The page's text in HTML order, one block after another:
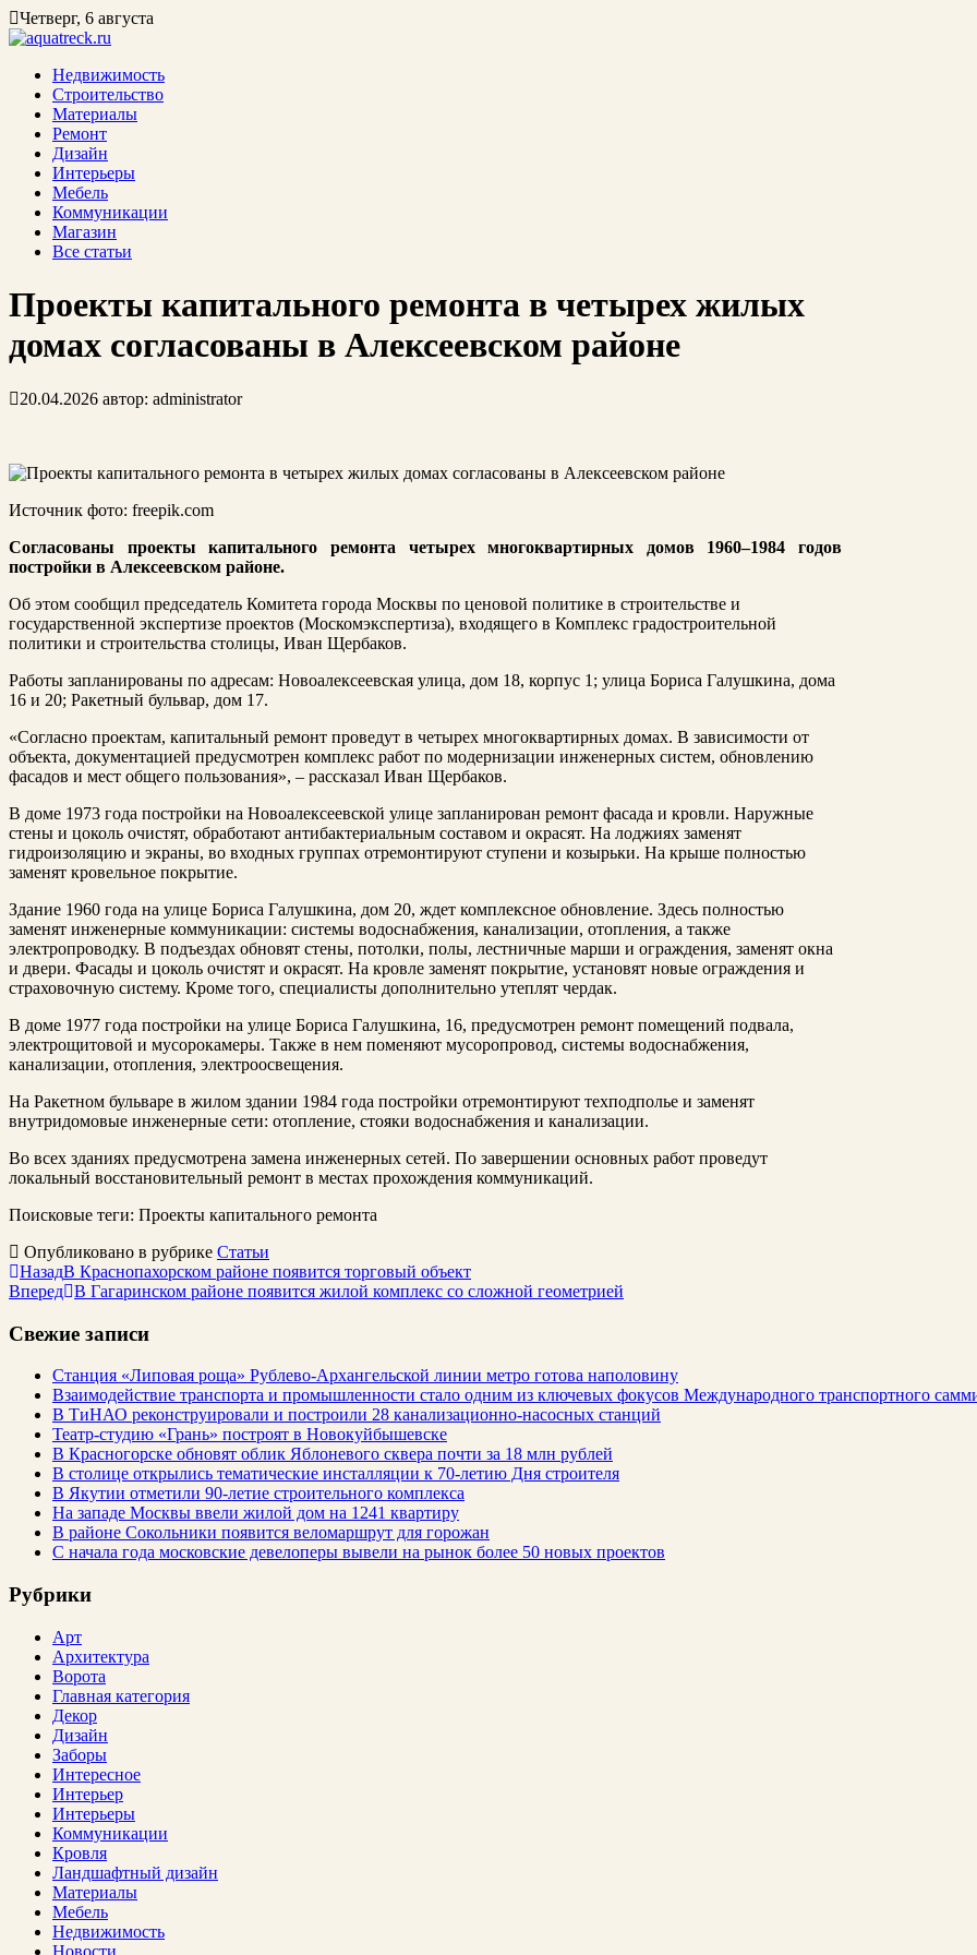
Четверг, 6 августа
Недвижимость
Строительство
Материалы
Ремонт
Дизайн
Интерьеры
Мебель
Коммуникации
Магазин
Все статьи
Проекты капитального ремонта в четырех жилых
домах согласованы в Алексеевском районе
20.04.2026 автор: administrator
Источник фото: freepik.com
Согласованы проекты капитального ремонта четырех многоквартирных домов 1960–1984 годов
постройки в Алексеевском районе.
Об этом сообщил председатель Комитета города Москвы по ценовой политике в строительстве и
государственной экспертизе проектов (Москомэкспертиза), входящего в Комплекс градостроительной
политики и строительства столицы, Иван Щербаков.
Работы запланированы по адресам: Новоалексеевская улица, дом 18, корпус 1; улица Бориса Галушкина, дома
16 и 20; Ракетный бульвар, дом 17.
«Согласно проектам, капитальный ремонт проведут в четырех многоквартирных домах. В зависимости от
объекта, документацией предусмотрен комплекс работ по модернизации инженерных систем, обновлению
фасадов и мест общего пользования», – рассказал Иван Щербаков.
В доме 1973 года постройки на Новоалексеевской улице запланирован ремонт фасада и кровли. Наружные
стены и цоколь очистят, обработают антибактериальным составом и окрасят. На лоджиях заменят
гидроизоляцию и экраны, во входных группах отремонтируют ступени и козырьки. На крыше полностью
заменят кровельное покрытие.
Здание 1960 года на улице Бориса Галушкина, дом 20, ждет комплексное обновление. Здесь полностью
заменят инженерные коммуникации: системы водоснабжения, канализации, отопления, а также
электропроводку. В подъездах обновят стены, потолки, полы, лестничные марши и ограждения, заменят окна
и двери. Фасады и цоколь очистят и окрасят. На кровле заменят покрытие, установят новые ограждения и
страховочную систему. Кроме того, специалисты дополнительно утеплят чердак.
В доме 1977 года постройки на улице Бориса Галушкина, 16, предусмотрен ремонт помещений подвала,
электрощитовой и мусорокамеры. Также в нем поменяют мусоропровод, системы водоснабжения,
канализации, отопления, электроосвещения.
На Ракетном бульваре в жилом здании 1984 года постройки отремонтируют техподполье и заменят
внутридомовые инженерные сети: отопление, стояки водоснабжения и канализации.
Во всех зданиях предусмотрена замена инженерных сетей. По завершении основных работ проведут
локальный восстановительный ремонт в местах прохождения коммуникаций.
Поисковые теги: Проекты капитального ремонта
Опубликовано в рубрике Статьи
НазадВ Краснопахорском районе появится торговый объект
Вперед В Гагаринском районе появится жилой комплекс со сложной геометрией
Свежие записи
Станция «Липовая роща» Рублево-Архангельской линии метро готова наполовину
Взаимодействие транспорта и промышленности стало одним из ключевых фокусов Международного транспортного
В ТиНАО реконструировали и построили 28 канализационно-насосных станций
Театр-студию «Грань» построят в Новокуйбышевске
В Красногорске обновят облик Яблоневого сквера почти за 18 млн рублей
В столице открылись тематические инсталляции к 70-летию Дня строителя
В Якутии отметили 90-летие строительного комплекса
На западе Москвы ввели жилой дом на 1241 квартиру
В районе Сокольники появится веломаршрут для горожан
С начала года московские девелоперы вывели на рынок более 50 новых проектов
Рубрики
Арт
Архитектура
Ворота
Главная категория
Декор
Дизайн
Заборы
Интересное
Интерьер
Интерьеры
Коммуникации
Кровля
Ландшафтный дизайн
Материалы
Мебель
Недвижимость
Новости